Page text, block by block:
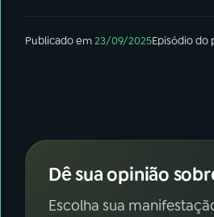
Publicado em23/09/2025Episódiodo
Dê sua opinião
Escolha sua